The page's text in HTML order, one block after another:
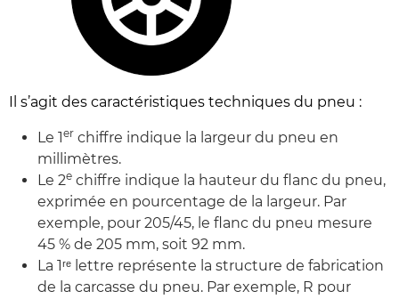
Il s’agit des caractéristiques techniques du pneu :
Le 1 er chiffre indique la largeur du pneu en
millimètres.
Le 2e chiffre indique la hauteur du flanc du pneu,
exprimée en pourcentage de la largeur. Par
exemple, pour 205/45, le flanc du pneu mesure
45 % de 205 mm, soit 92 mm.
La 1ʳᵉ lettre représente la structure de fabrication
de la carcasse du pneu. Par exemple, R pour